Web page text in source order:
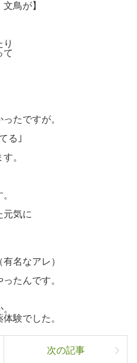
鳥が】
て
たですが。
る｣
。
元気に
名なアレ）
たんです。
験でした。
次の記事